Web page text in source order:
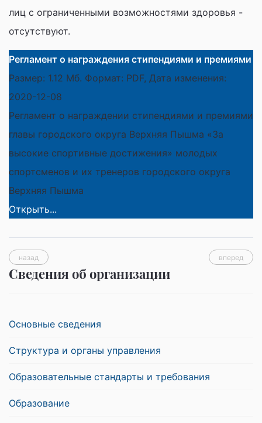
лиц с ограниченными возможностями здоровья -
отсутствуют.
Регламент о награждения стипендиями и премиями
Размер: 1.12 Мб. Формат: PDF, Дата изменения:
2020-12-08
Регламент о награждении стипендиями и премиями
главы городского округа Верхняя Пышма «За
высокие спортивные достижения» молодых
спортсменов и их тренеров городского округа
Верхняя Пышма
Открыть...
назад вперед
Сведения об организации
Основные сведения
Структура и органы управления
Образовательные стандарты и требования
Образование